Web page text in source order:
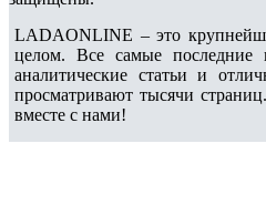
LADAONLINE – это
целом. Все самые последние
аналитические статьи и
просматривают тысячи
вместе с нами!